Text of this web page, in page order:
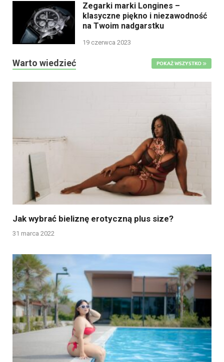
Zegarki marki Longines –
klasyczne piękno i niezawodność
na Twoim nadgarstku
19 czerwca 2023
Warto wiedzieć POKAŻ WSZYSTKO
Jak wybrać bieliznę erotyczną plus size?
31 marca 2022